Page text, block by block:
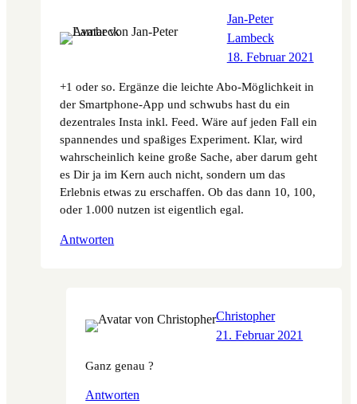
Jan-Peter
Lambeck
18. Februar 2021
+1 oder so. Ergänze die leichte Abo-Möglichkeit in
der Smartphone-App und schwubs hast du ein
dezentrales Insta inkl. Feed. Wäre auf jeden Fall ein
spannendes und spaßiges Experiment. Klar, wird
wahrscheinlich keine große Sache, aber darum geht
es Dir ja im Kern auch nicht, sondern um das
Erlebnis etwas zu erschaffen. Ob das dann 10, 100,
oder 1.000 nutzen ist eigentlich egal.
Antworten
Christopher
21. Februar 2021
Ganz genau ?
Antworten